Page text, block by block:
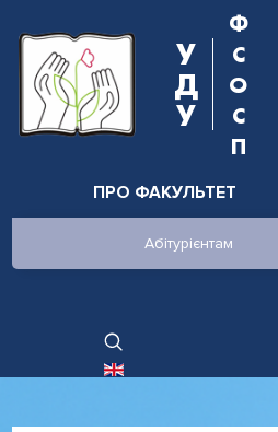
У
Д
У
Ф
С
О
С
П
ПРО ФАКУЛЬТЕТ
Абітурієнтам
ОБЕРІТЬ СВОЮ МОВУ